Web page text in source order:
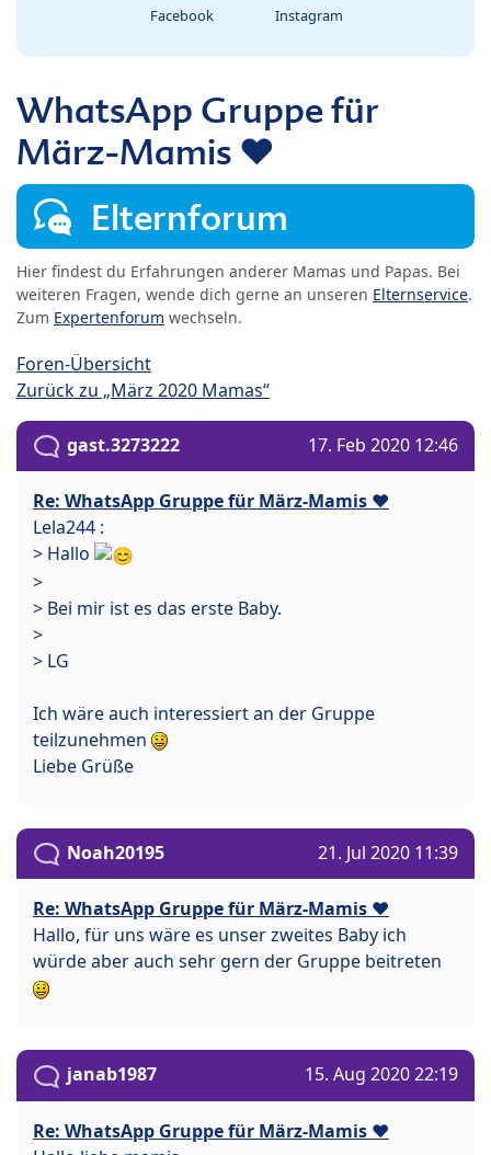
Facebook Instagram
WhatsApp Gruppe für
März-Mamis ❤️
Elternforum
Hier findest du Erfahrungen anderer Mamas und Papas. Bei
weiteren Fragen, wende dich gerne an unseren Elternservice.
Zum Expertenforum wechseln.
Foren-Übersicht
Zurück zu „März 2020 Mamas“
gast.3273222 17. Feb 2020 12:46
Re: WhatsApp Gruppe für März-Mamis ❤️
Lela244 :
> Hallo
>
> Bei mir ist es das erste Baby.
>
> LG
Ich wäre auch interessiert an der Gruppe
teilzunehmen
Liebe Grüße
Noah20195 21. Jul 2020 11:39
Re: WhatsApp Gruppe für März-Mamis ❤️
Hallo, für uns wäre es unser zweites Baby ich
würde aber auch sehr gern der Gruppe beitreten
janab1987 15. Aug 2020 22:19
Re: WhatsApp Gruppe für März-Mamis ❤️